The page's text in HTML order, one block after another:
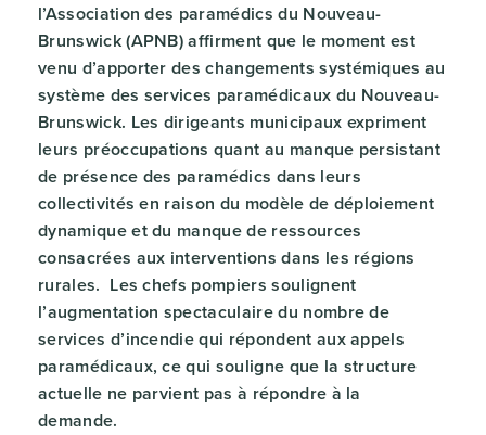
l’Association des paramédics du Nouveau-
Brunswick (APNB) affirment que le moment est
venu d’apporter des changements systémiques au
système des services paramédicaux du Nouveau-
Brunswick. Les dirigeants municipaux expriment
leurs préoccupations quant au manque persistant
de présence des paramédics dans leurs
collectivités en raison du modèle de déploiement
dynamique et du manque de ressources
consacrées aux interventions dans les régions
rurales. Les chefs pompiers soulignent
l’augmentation spectaculaire du nombre de
services d’incendie qui répondent aux appels
paramédicaux, ce qui souligne que la structure
actuelle ne parvient pas à répondre à la
demande.